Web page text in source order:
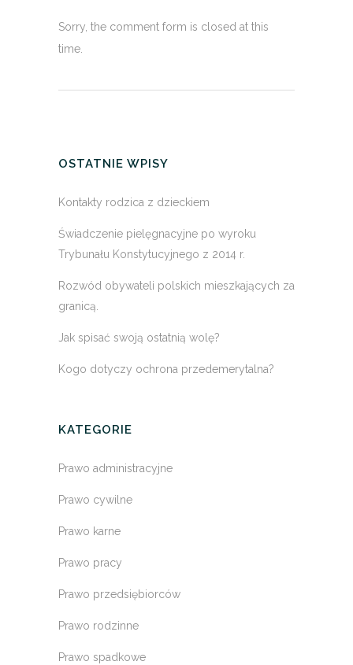
Sorry, the comment form is closed at this
time.
OSTATNIE WPISY
Kontakty rodzica z dzieckiem
Świadczenie pielęgnacyjne po wyroku
Trybunału Konstytucyjnego z 2014 r.
Rozwód obywateli polskich mieszkających za
granicą.
Jak spisać swoją ostatnią wolę?
Kogo dotyczy ochrona przedemerytalna?
KATEGORIE
Prawo administracyjne
Prawo cywilne
Prawo karne
Prawo pracy
Prawo przedsiębiorców
Prawo rodzinne
Prawo spadkowe